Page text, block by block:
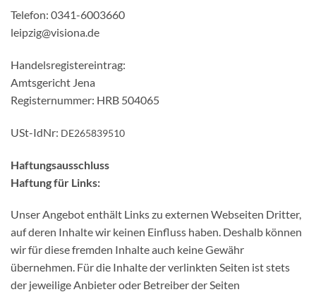
Telefon: 0341-6003660
leipzig@visiona.de
Handelsregistereintrag:
Amtsgericht Jena
Registernummer: HRB 504065
USt-IdNr: DE265839510
Haftungsausschluss
Haftung für Links:
Unser Angebot enthält Links zu externen Webseiten Dritter,
auf deren Inhalte wir keinen Einfluss haben. Deshalb können
wir für diese fremden Inhalte auch keine Gewähr
übernehmen. Für die Inhalte der verlinkten Seiten ist stets
der jeweilige Anbieter oder Betreiber der Seiten